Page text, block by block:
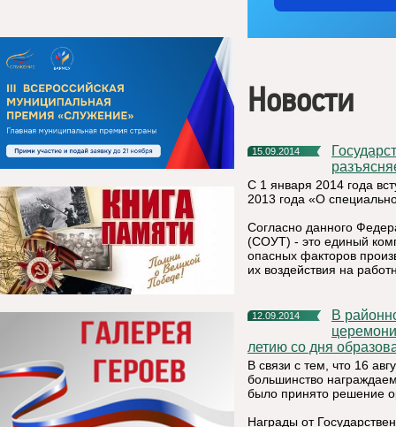
Новости
15.09.2014
Государственная инспекция труда в Республике Коми
С 1 января 2014 года
2013 года «О
Согласно данного
(СОУТ) - это единый
опасных факторов
их воздействия на
12.09.2014
В районном доме культуры 11 сентября 2014 года состоялась
летию со дня
В связи с тем, что 16
большинство
было принято решение
Награды от